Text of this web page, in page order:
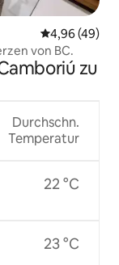
4,96 (49)
von BC.
zu
Durchschn.
Temperatur
22 °C
23 °C